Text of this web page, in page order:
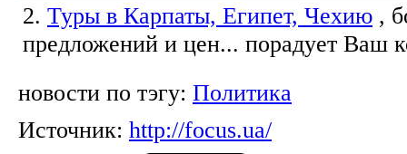
2. Туры в Карпаты, Египет, Чехию ,
предложений и цен... порадует Ваш
новости по тэгу: Политика
Источник: http://focus.ua/